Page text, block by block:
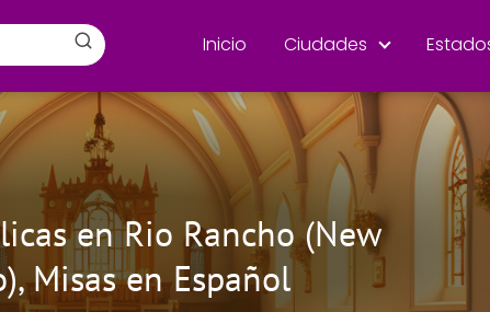
Inicio Ciudades
en Rio Rancho (New
Misas en Español